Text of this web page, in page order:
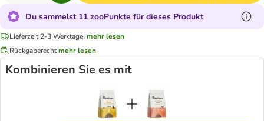
Du sammelst 11 zooPunkte für dieses Produkt
Lieferzeit 2-3 Werktage. mehr lesen
Rückgaberechtmehr lesen
Kombinieren Sie es mit